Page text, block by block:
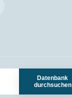
Datenbank
durchsuchen